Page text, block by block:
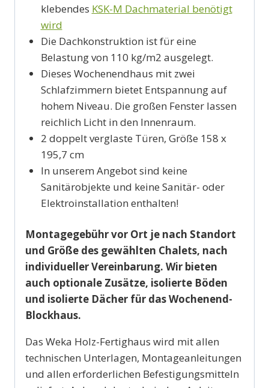
klebendes KSK-M Dachmaterial benötigt
wird
Die Dachkonstruktion ist für eine
Belastung von 110 kg/m2 ausgelegt.
Dieses Wochenendhaus mit zwei
Schlafzimmern bietet Entspannung auf
hohem Niveau. Die großen Fenster lassen
reichlich Licht in den Innenraum.
2 doppelt verglaste Türen, Größe 158 x
195,7 cm
In unserem Angebot sind keine
Sanitärobjekte und keine Sanitär- oder
Elektroinstallation enthalten!
Montagegebühr vor Ort je nach Standort
und Größe des gewählten Chalets, nach
individueller Vereinbarung. Wir bieten
auch optionale Zusätze, isolierte Böden
und isolierte Dächer für das Wochenend-
Blockhaus.
Das Weka Holz-Fertighaus wird mit allen
technischen Unterlagen, Montageanleitungen
und allen erforderlichen Befestigungsmitteln